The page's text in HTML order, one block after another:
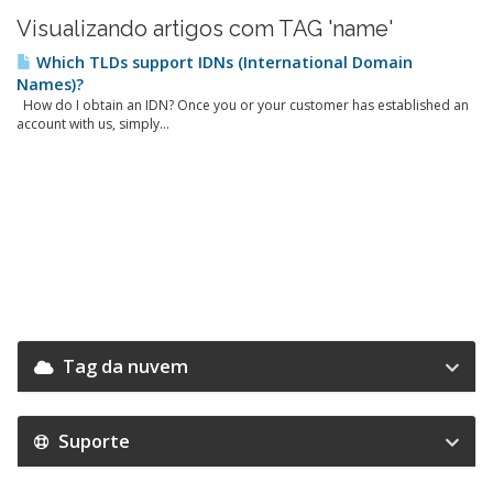
Visualizando artigos com TAG 'name'
Which TLDs support IDNs (International Domain
Names)?
How do I obtain an IDN? Once you or your customer has established an
account with us, simply...
Tag da nuvem
Suporte